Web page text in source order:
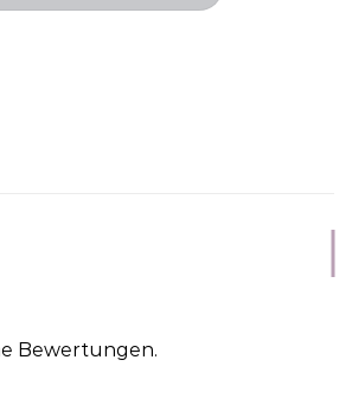
Bewertungen.